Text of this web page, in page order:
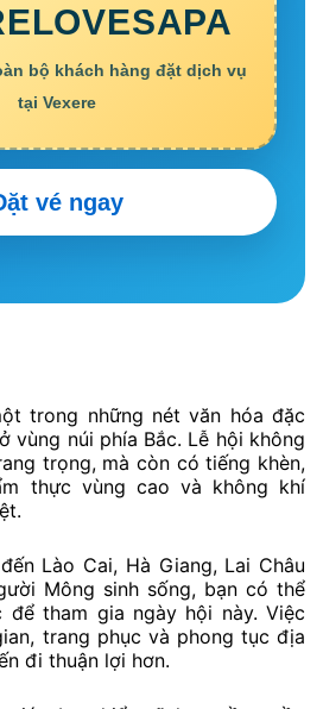
bộ khách hàng đặt dịch vụ
tại Vexere
vé ngay
trong những nét văn hóa đặc
vùng núi phía Bắc. Lễ hội không
trọng, mà còn có tiếng khèn,
thực vùng cao và không khí
Lào Cai, Hà Giang, Lai Châu
Mông sinh sống, bạn có thể
tham gia ngày hội này. Việc
trang phục và phong tục địa
đi thuận lợi hơn.